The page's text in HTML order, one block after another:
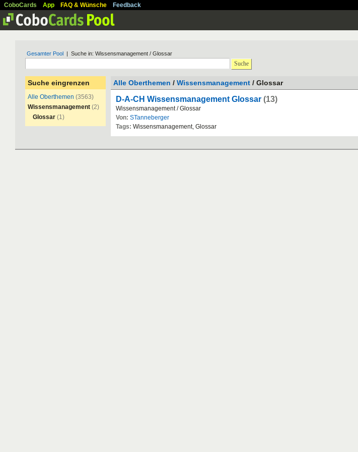
CoboCards App FAQ & Wünsche Feedback
Gesamter Pool | Suche in: Wissensmanagement / Glossar
Suche
Suche eingrenzen
Alle Oberthemen (3563)
Wissensmanagement (2)
Glossar (1)
Alle Oberthemen / Wissensmanagement / Glossar
D-A-CH Wissensmanagement Glossar (13)
Wissensmanagement/Glossar
Von: STanneberger
Tags: Wissensmanagement, Glossar